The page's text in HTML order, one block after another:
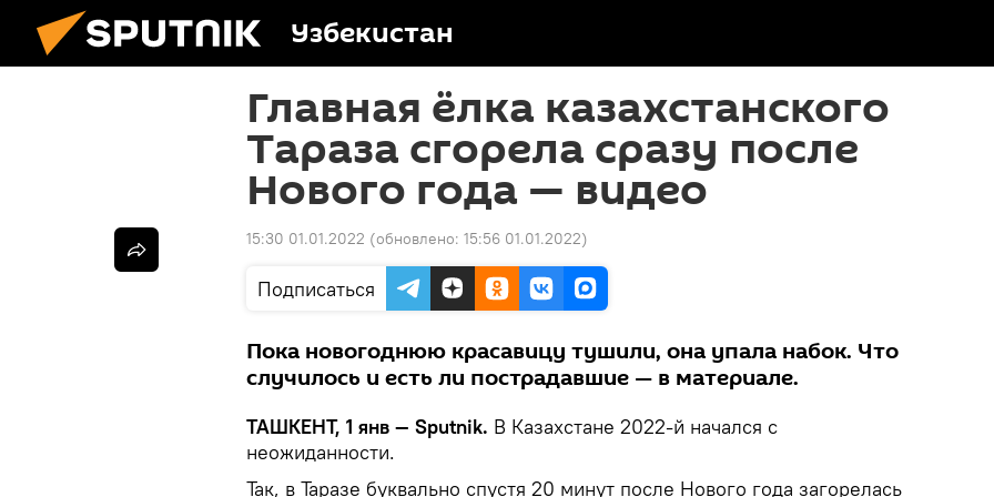
Узбекистан
Главная ёлка казахстанского
Тараза сгорела сразу после
Нового года — видео
15:30 01.01.2022 (обновлено: 15:56 01.01.2022)
Подписаться
Пока новогоднюю красавицу тушили, она упала набок. Что
случилось и есть ли пострадавшие — в материале.
ТАШКЕНТ, 1 янв — Sputnik. В Казахстане 2022-й начался с
неожиданности.
Так, в Таразе буквально спустя 20 минут после Нового года загорелась